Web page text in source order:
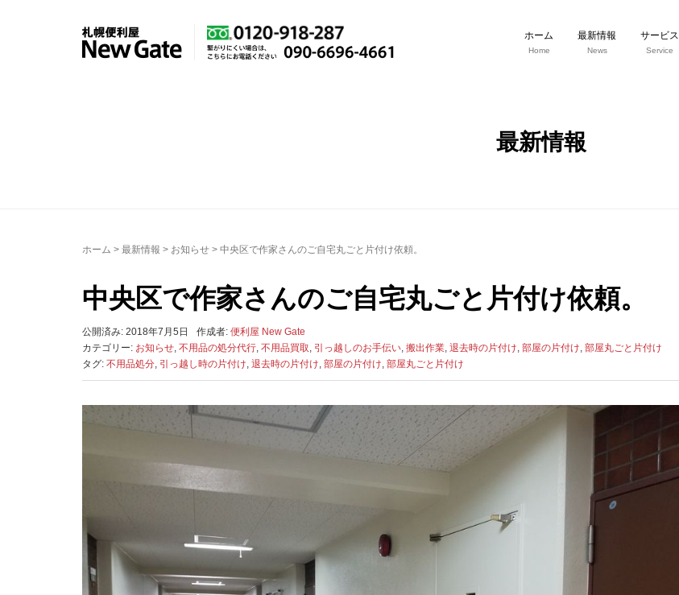
ホーム
Home
最新情報
News
サービス
Service
最新情報
ホーム > 最新情報 > お知らせ > 中央区で作家さんのご自宅丸ごと片付け依頼。
中央区で作家さんのご自宅丸ごと片付け依頼。
公開済み: 2018年7月5日 作成者: 便利屋 New Gate
カテゴリー: お知らせ, 不用品の処分代行, 不用品買取, 引っ越しのお手伝い, 搬出作業, 退去時の片付け, 部屋の片付け, 部屋丸ごと片付け
タグ: 不用品処分, 引っ越し時の片付け, 退去時の片付け, 部屋の片付け, 部屋丸ごと片付け